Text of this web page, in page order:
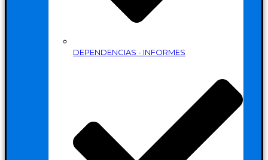
DEPENDENCIAS - INFORMES